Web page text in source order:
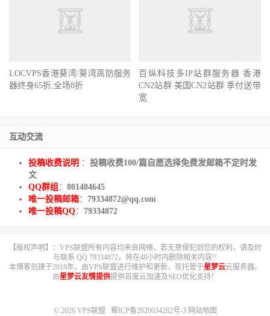
LOCVPS香港葵湾/葵湾高防服务
器终身65折,全场8折
百纵科技多IP站群服务器 香港
CN2站群 美国CN2站群 季付送带
宽
互动交流
投稿收费说明 ： 投稿收费100/篇自愿选择免费发邮箱不定时发
文
QQ群组 ： 801484645
唯一投稿邮箱： 79334872@qq.com
唯一投稿QQ： 79334872
【版权声明】：VPS联盟所有内容均来自网络，若无意侵犯到您的权利，请及时
与联系 QQ 79334872，将在48小时内删除相关内容!!
本博客创建于2019年，由VPS联盟进行维护和更新，现托管于星梦云云服务器。
由星梦云友情提供提供百度云加速及SEO优化支持！
© 2026 VPS联盟 蜀ICP备2020034282号-3 网站地图